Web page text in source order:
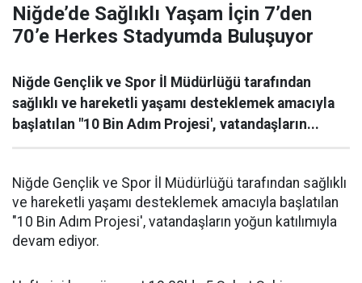
Niğde’de Sağlıklı Yaşam İçin 7’den
70’e Herkes Stadyumda Buluşuyor
Niğde Gençlik ve Spor İl Müdürlüğü tarafından
sağlıklı ve hareketli yaşamı desteklemek amacıyla
başlatılan "10 Bin Adım Projesi', vatandaşların...
Niğde Gençlik ve Spor İl Müdürlüğü tarafından sağlıklı
ve hareketli yaşamı desteklemek amacıyla başlatılan
"10 Bin Adım Projesi', vatandaşların yoğun katılımıyla
devam ediyor.